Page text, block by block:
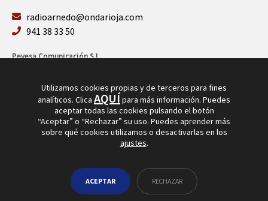
radioarnedo@ondarioja.com
941 38 33 50
Pevesa Comunicación S.L.
Utilizamos cookies propias y de terceros para fines
analíticos. Clica AQUÍpara más información. Puedes
aceptar todas las cookies pulsando el botón
“Aceptar” o “Rechazar” su uso. Puedes aprender más
sobre qué cookies utilizamos o desactivarlas en los
ajustes.
ACEPTAR RECHAZAR